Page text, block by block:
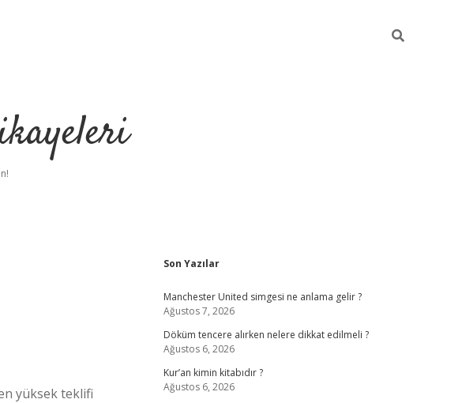
en yüksek teklifi
Sidebar
Son Yazılar
Manchester United simgesi ne anlama gelir ?
Ağustos 7, 2026
Döküm tencere alırken nelere dikkat edilmeli ?
Ağustos 6, 2026
Kur’an kimin kitabıdır ?
Ağustos 6, 2026